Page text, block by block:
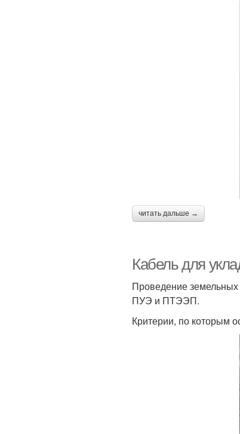
читать дальше →
Кабель для
Проведение
ПУЭ и ПТЭЭП.
Критерии, по которым